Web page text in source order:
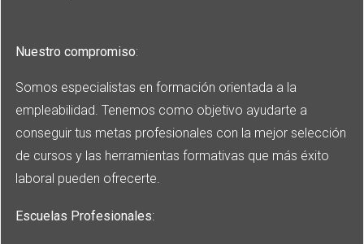
Nuestro compromiso:
Somos especialistas en formación orientada a la
empleabilidad. Tenemos como objetivo ayudarte a
conseguir tus metas profesionales con la mejor selección
de cursos y las herramientas formativas que más éxito
laboral pueden ofrecerte.
Escuelas Profesionales: